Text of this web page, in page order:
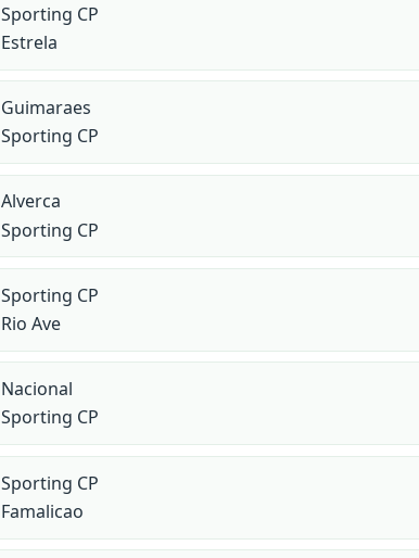
Sporting CP
Estrela
Guimaraes
Sporting CP
Alverca
Sporting CP
Sporting CP
Rio Ave
Nacional
Sporting CP
Sporting CP
Famalicao